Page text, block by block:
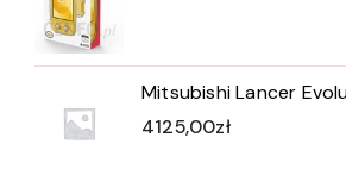
Mitsubishi Lancer
4125,00zł